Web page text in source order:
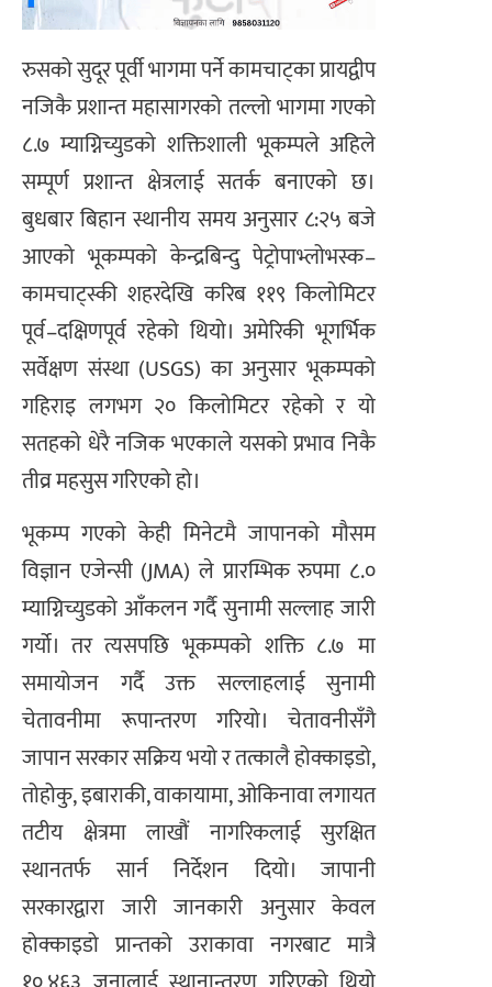
रुसको सुदूर पूर्वी भागमा पर्ने कामचाट्का प्रायद्वीप
नजिकै प्रशान्त महासागरको तल्लो भागमा गएको
८.७ म्याग्निच्युडको शक्तिशाली भूकम्पले अहिले
सम्पूर्ण प्रशान्त क्षेत्रलाई सतर्क बनाएको छ।
बुधबार बिहान स्थानीय समय अनुसार ८:२५ बजे
आएको भूकम्पको केन्द्रबिन्दु पेट्रोपाभ्लोभस्क–
कामचाट्स्की शहरदेखि करिब ११९ किलोमिटर
पूर्व–दक्षिणपूर्व रहेको थियो। अमेरिकी भूगर्भिक
सर्वेक्षण संस्था (USGS) का अनुसार भूकम्पको
गहिराइ लगभग २० किलोमिटर रहेको र यो
सतहको धेरै नजिक भएकाले यसको प्रभाव निकै
तीव्र महसुस गरिएको हो।
भूकम्प गएको केही मिनेटमै जापानको मौसम
विज्ञान एजेन्सी (JMA) ले प्रारम्भिक रुपमा ८.०
म्याग्निच्युडको आँकलन गर्दै सुनामी सल्लाह जारी
गर्यो। तर त्यसपछि भूकम्पको शक्ति ८.७ मा
समायोजन गर्दै उक्त सल्लाहलाई सुनामी
चेतावनीमा रूपान्तरण गरियो। चेतावनीसँगै
जापान सरकार सक्रिय भयो र तत्कालै होक्काइडो,
तोहोकु, इबाराकी, वाकायामा, ओकिनावा लगायत
तटीय क्षेत्रमा लाखौं नागरिकलाई सुरक्षित
स्थानतर्फ सार्न निर्देशन दियो। जापानी
सरकारद्वारा जारी जानकारी अनुसार केवल
होक्काइडो प्रान्तको उराकावा नगरबाट मात्रै